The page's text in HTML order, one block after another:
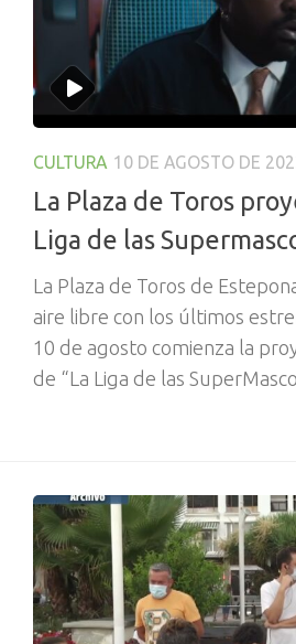
CULTURA 10 DE AGOSTO DE
La Plaza de Toros
Liga de las
La Plaza de Toros de
aire libre con los últimos
10 de agosto comienza la
de “La Liga de las